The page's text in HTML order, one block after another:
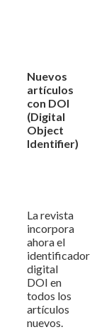
Nuevos
artículos
con DOI
(Digital
Object
Identifier)
La revista
incorpora
ahora el
identificador
digital
DOI en
todos los
artículos
nuevos.